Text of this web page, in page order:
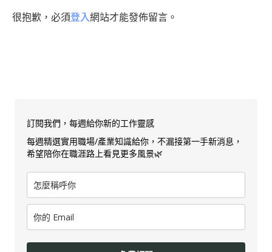
很抱歉，必須登入網站才能發佈留言。
訂閱我們，每週給你新的工作靈感
每週精選實用職場/產業知識給你，不漏接第一手新消息，
希望陪你在職涯路上看見更多風景🌿